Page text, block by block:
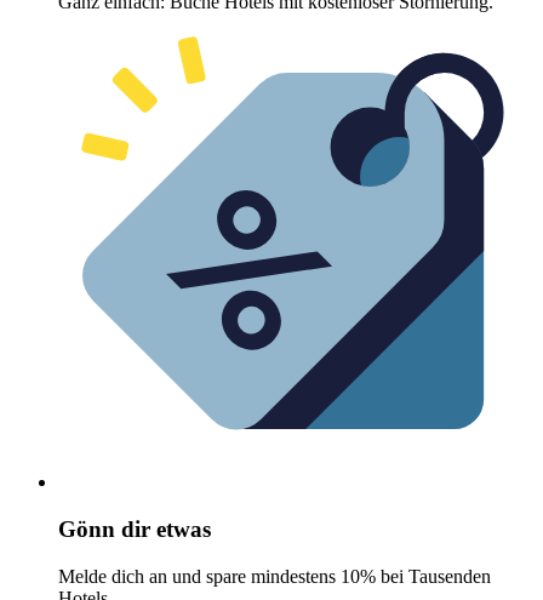
Gönn dir etwas
Melde dich an und spare mindestens 10% bei Tausenden